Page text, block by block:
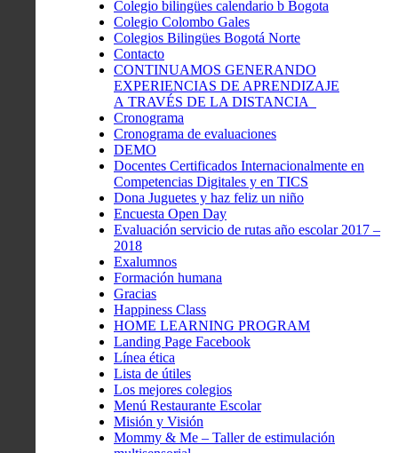
Colegio bilingües calendario b Bogota
Colegio Colombo Gales
Colegios Bilingües Bogotá Norte
Contacto
CONTINUAMOS GENERANDO
EXPERIENCIAS DE APRENDIZAJE
A TRAVÉS DE LA DISTANCIA
Cronograma
Cronograma de evaluaciones
DEMO
Docentes Certificados Internacionalmente en
Competencias Digitales y en TICS
Dona Juguetes y haz feliz un niño
Encuesta Open Day
Evaluación servicio de rutas año escolar 2017 –
2018
Exalumnos
Formación humana
Gracias
Happiness Class
HOME LEARNING PROGRAM
Landing Page Facebook
Línea ética
Lista de útiles
Los mejores colegios
Menú Restaurante Escolar
Misión y Visión
Mommy & Me – Taller de estimulación